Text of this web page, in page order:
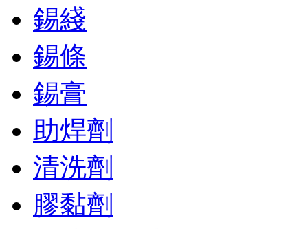
錫綫
錫條
錫膏
助焊劑
清洗劑
膠黏劑